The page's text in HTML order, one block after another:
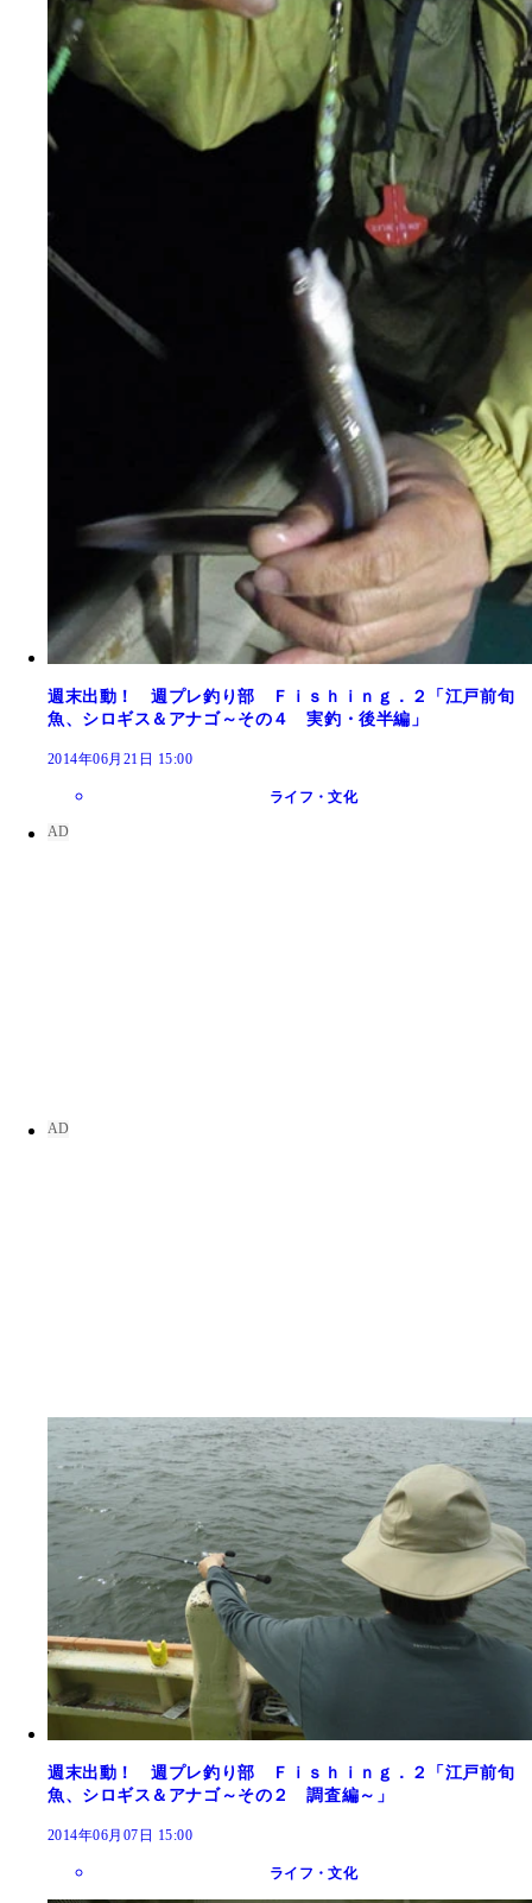
週末出動！ 週プレ釣り部 Ｆｉｓｈｉｎｇ．２「江戸前旬
魚、シロギス＆アナゴ～その４ 実釣・後半編」
2014年06月21日 15:00
ライフ・文化
週末出動！ 週プレ釣り部 Ｆｉｓｈｉｎｇ．２「江戸前旬
魚、シロギス＆アナゴ～その２ 調査編～」
2014年06月07日 15:00
ライフ・文化